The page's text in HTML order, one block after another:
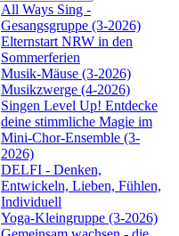
All Ways Sing -
Gesangsgruppe (3-2026)
Elternstart NRW in den
Sommerferien
Musik-Mäuse (3-2026)
Musikzwerge (4-2026)
Singen Level Up! Entdecke
deine stimmliche Magie im
Mini-Chor-Ensemble (3-
2026)
DELFI - Denken,
Entwickeln, Lieben, Fühlen,
Individuell
Yoga-Kleingruppe (3-2026)